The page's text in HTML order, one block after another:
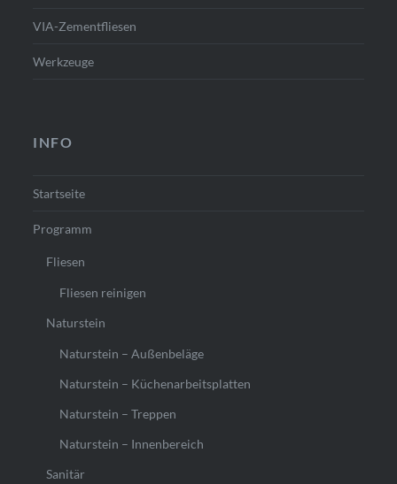
VIA-Zementfliesen
Werkzeuge
INFO
Startseite
Programm
Fliesen
Fliesen reinigen
Naturstein
Naturstein – Außenbeläge
Naturstein – Küchenarbeitsplatten
Naturstein – Treppen
Naturstein – Innenbereich
Sanitär